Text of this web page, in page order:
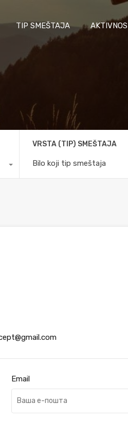
TIP SMEŠTAJA
VRSTA (TIP) SMEŠTAJA
Bilo koji tip smeštaja
Email